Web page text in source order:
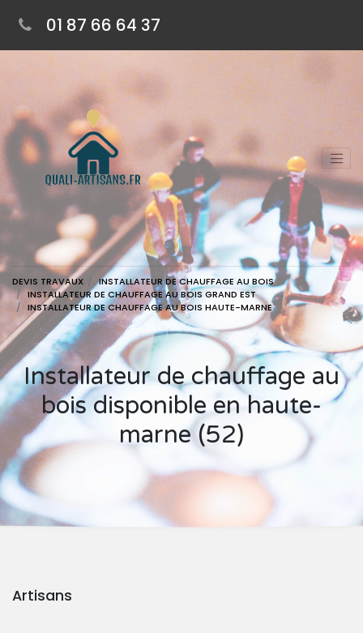
01 87 66 64 37
DEVIS TRAVAUX
INSTALLATEUR DE CHAUFFAGE AU BOIS
INSTALLATEUR DE CHAUFFAGE AU BOIS GRAND EST
INSTALLATEUR DE CHAUFFAGE AU BOIS HAUTE-MARNE
Installateur de chauffage au
bois disponible en haute-
marne (52)
Artisans